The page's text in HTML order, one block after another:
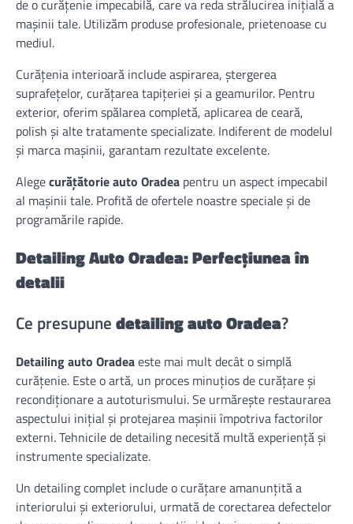
de o curățenie impecabilă, care va reda strălucirea inițială a
mașinii tale. Utilizăm produse profesionale, prietenoase cu
mediul.
Curățenia interioară include aspirarea, ștergerea
suprafețelor, curățarea tapițeriei și a geamurilor. Pentru
exterior, oferim spălarea completă, aplicarea de ceară,
polish și alte tratamente specializate. Indiferent de modelul
și marca mașinii, garantam rezultate excelente.
Alegecurățătorie auto Oradea pentru un aspect impecabil
al mașinii tale. Profită de ofertele noastre speciale și de
programările rapide.
Detailing Auto Oradea: Perfecțiunea în
detalii
Ce presupunedetailing auto Oradea?
Detailing auto Oradeaeste mai mult decât o simplă
curățenie. Este o artă, un proces minuțios de curățare și
recondiționare a autoturismului. Se urmărește restaurarea
aspectului inițial și protejarea mașinii împotriva factorilor
externi. Tehnicile de detailing necesită multă experiență și
instrumente specializate.
Un detailing complet include o curățare amanunțită a
interiorului și exteriorului, urmată de corectarea defectelor